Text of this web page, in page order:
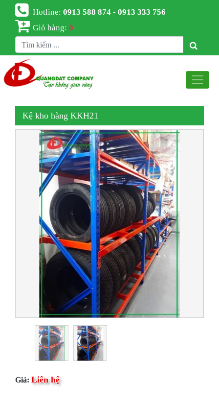
Hotline:0913 588 874 - 0913 333 756
Giỏ hàng:0
Kệ kho hàng KKH21
Giá: Liên hệ